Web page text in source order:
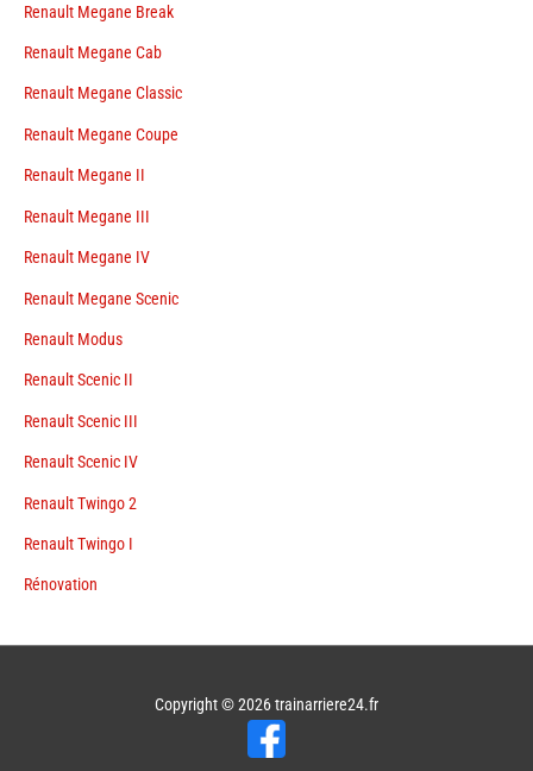
Renault Megane Break
Renault Megane Cab
Renault Megane Classic
Renault Megane Coupe
Renault Megane II
Renault Megane III
Renault Megane IV
Renault Megane Scenic
Renault Modus
Renault Scenic II
Renault Scenic III
Renault Scenic IV
Renault Twingo 2
Renault Twingo I
Rénovation
Copyright © 2026trainarriere24.fr